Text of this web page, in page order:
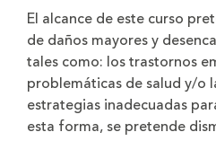
El alcance de este curso
de daños mayores y
tales como: los trastornos
problemáticas de salud y/o
estrategias inadecuadas
esta forma, se pretende